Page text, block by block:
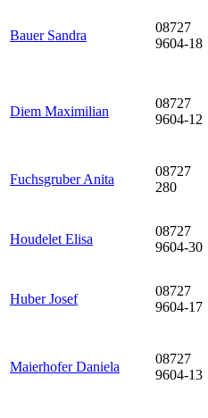
Bauer Sandra
08727
9604-18
Diem Maximilian
08727
9604-12
Fuchsgruber Anita
08727
280
Houdelet Elisa
08727
9604-30
Huber Josef
08727
9604-17
Maierhofer Daniela
08727
9604-13